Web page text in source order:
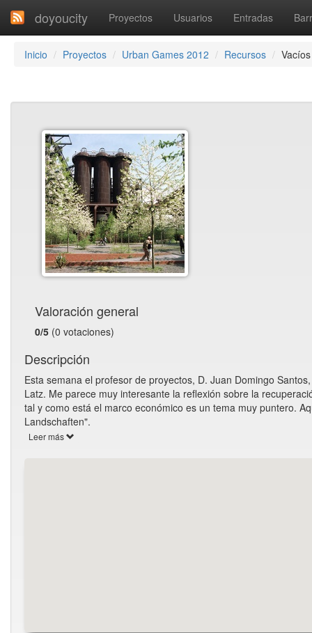
doyoucity Proyectos Usuarios Entradas
Inicio Proyectos Urban Games 2012 Recursos
Valoración general
0/5 (0 votaciones)
Descripción
Esta semana el profesor de proyectos, D. Juan Domingo
Latz. Me parece muy interesante la reflexión sobre la
tal y como está el marco económico es un tema muy puntero.
Landschaften".
Leer más